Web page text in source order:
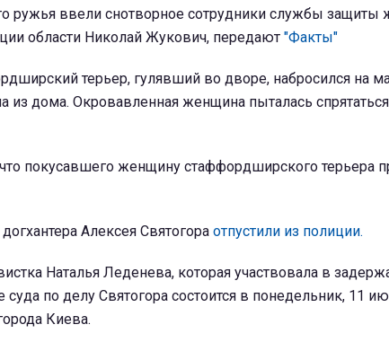
ружья ввели снотворное сотрудники службы защиты
области Николай Жукович, передают "Факты"
терьер, гулявший во дворе, набросился на
из дома. Окровавленная женщина пыталась
покусавшего женщину стаффордширского терьера
Алексея Святогора отпустили из полиции.
Наталья Леденева, которая участвовала в
суда по делу Святогора состоится в понедельник, 11
Киева.